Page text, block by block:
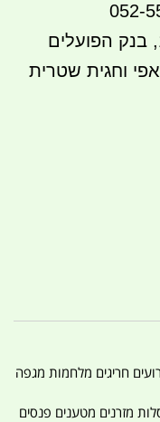
העברה בנקאית לחשבון 12235, בנק הפועלים
ארועים חריגים מלחמות מגפה
מזרנים מטענים פנסים